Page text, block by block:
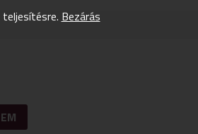
Bezárás